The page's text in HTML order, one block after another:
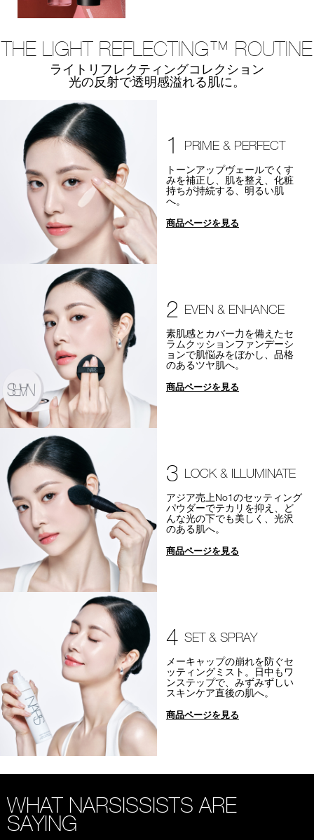
THE LIGHT REFLECTING™ ROUTINE
ライトリフレクティングコレクション
光の反射で透明感溢れる肌に。
1 PRIME & PERFECT
トーンアップヴェールでくす
みを補正し、肌を整え、化粧
持ちが持続する、明るい肌
へ。
商品ページを見る
2 EVEN & ENHANCE
素肌感とカバー力を備えたセ
ラムクッションファンデーシ
ョンで肌悩みをぼかし、品格
のあるツヤ肌へ。
商品ページを見る
3 LOCK & ILLUMINATE
アジア売上No1のセッティング
パウダーでテカリを抑え、ど
んな光の下でも美しく、光沢
のある肌へ。
商品ページを見る
4 SET & SPRAY
メーキャップの崩れを防ぐセ
ッティングミスト。日中もワ
ンステップで、みずみずしい
スキンケア直後の肌へ。
商品ページを見る
WHAT NARSISSISTS ARE
SAYING